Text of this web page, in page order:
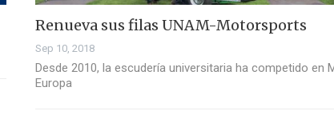
Renueva sus filas UNAM-Motorsports
Sep 10, 2018
Desde 2010, la escudería universitaria ha competido en
Europa